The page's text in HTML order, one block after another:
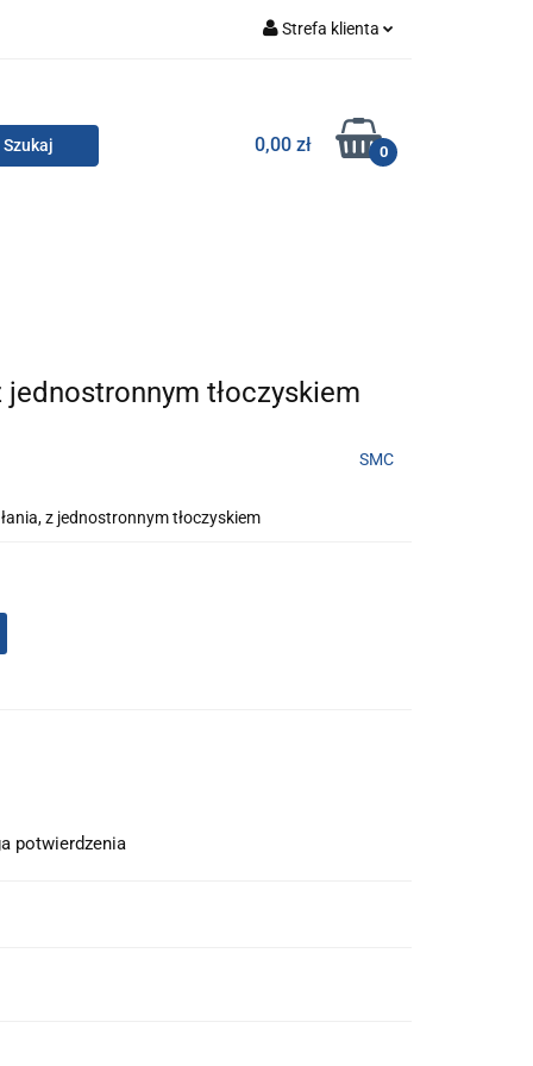
Strefa klienta
Zarejestruj się
Dodaj zgłoszenie
0,00 zł 0
SMC
jednostronnym tłoczyskiem
SMC
z jednostronnym tłoczyskiem
potwierdzenia